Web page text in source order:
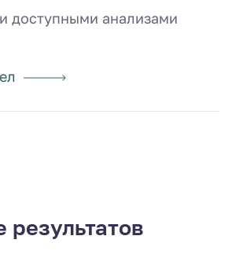
доступными анализами
результатов